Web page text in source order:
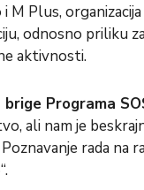
Plus,
odnosno priliku
aktivnosti.
Programa
ali nam je
rada na